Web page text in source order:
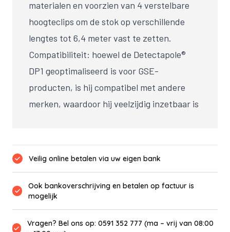
materialen en voorzien van 4 verstelbare
hoogteclips om de stok op verschillende
lengtes tot 6,4 meter vast te zetten.
Compatibiliteit: hoewel de Detectapole®
DP1 geoptimaliseerd is voor GSE-
producten, is hij compatibel met andere
merken, waardoor hij veelzijdig inzetbaar is
Veilig online betalen via uw eigen bank
Ook bankoverschrijving en betalen op factuur is
mogelijk
Vragen? Bel ons op: 0591 352 777 (ma – vrij van 08:00